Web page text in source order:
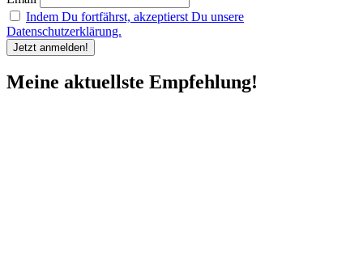
Indem Du fortfährst, akzeptierst Du unsere
Datenschutzerklärung.
Meine aktuellste Empfehlung!